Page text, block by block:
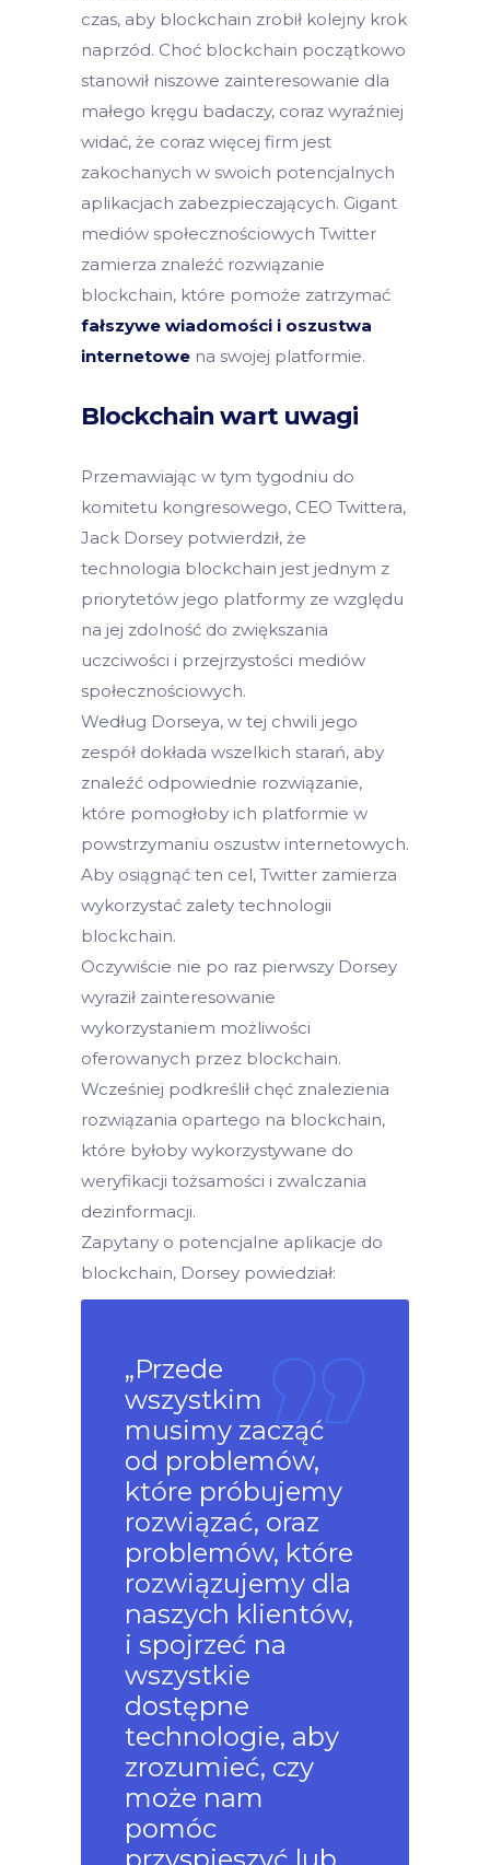
czas, aby blockchain zrobił kolejny krok
naprzód. Choć blockchain początkowo
stanowił niszowe zainteresowanie dla
małego kręgu badaczy, coraz wyraźniej
widać, że coraz więcej firm jest
zakochanych w swoich potencjalnych
aplikacjach zabezpieczających. Gigant
mediów społecznościowych Twitter
zamierza znaleźć rozwiązanie
blockchain, które pomoże zatrzymać
fałszywe wiadomości i oszustwa
internetowe na swojej platformie.
Blockchain wart uwagi
Przemawiając w tym tygodniu do
komitetu kongresowego, CEO Twittera,
Jack Dorsey potwierdził, że
technologia blockchain jest jednym z
priorytetów jego platformy ze względu
na jej zdolność do zwiększania
uczciwości i przejrzystości mediów
społecznościowych.
Według Dorseya, w tej chwili jego
zespół dokłada wszelkich starań, aby
znaleźć odpowiednie rozwiązanie,
które pomogłoby ich platformie w
powstrzymaniu oszustw internetowych.
Aby osiągnąć ten cel, Twitter zamierza
wykorzystać zalety technologii
blockchain.
Oczywiście nie po raz pierwszy Dorsey
wyraził zainteresowanie
wykorzystaniem możliwości
oferowanych przez blockchain.
Wcześniej podkreślił chęć znalezienia
rozwiązania opartego na blockchain,
które byłoby wykorzystywane do
weryfikacji tożsamości i zwalczania
dezinformacji.
Zapytany o potencjalne aplikacje do
blockchain, Dorsey powiedział:
„Przede
wszystkim
musimy zacząć
od problemów,
które próbujemy
rozwiązać, oraz
problemów, które
rozwiązujemy dla
naszych klientów,
i spojrzeć na
wszystkie
dostępne
technologie, aby
zrozumieć, czy
może nam
pomóc